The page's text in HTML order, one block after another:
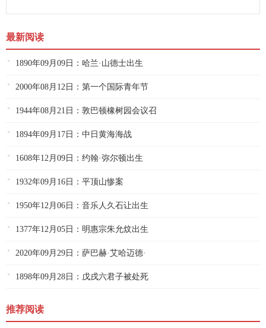
最新阅读
1890年09月09日：哈兰·山德士出生
2000年08月12日：第一个国际青年节
1944年08月21日：敦巴顿橡树园会议召
1894年09月17日：中日黄海海战
1608年12月09日：约翰·弥尔顿出生
1932年09月16日：平顶山惨案
1950年12月06日：音乐人久石让出生
1377年12月05日：明惠宗朱允炆出生
2020年09月29日：萨巴赫·艾哈迈德·
1898年09月28日：戊戌六君子被处死
推荐阅读